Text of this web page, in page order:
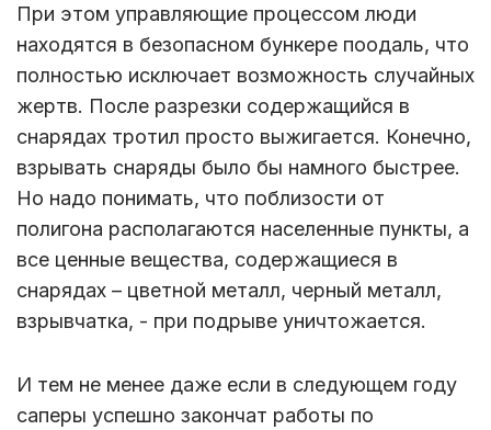
При этом управляющие процессом люди
находятся в безопасном бункере поодаль, что
полностью исключает возможность случайных
жертв. После разрезки содержащийся в
снарядах тротил просто выжигается. Конечно,
взрывать снаряды было бы намного быстрее.
Но надо понимать, что поблизости от
полигона располагаются населенные пункты, а
все ценные вещества, содержащиеся в
снарядах – цветной металл, черный металл,
взрывчатка, - при подрыве уничтожается.
И тем не менее даже если в следующем году
саперы успешно закончат работы по